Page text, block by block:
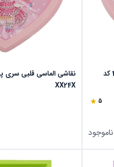
نقاشی الماسی قلبی سری پرنسس طرح 4 کد
5
ناموجود
XX24X